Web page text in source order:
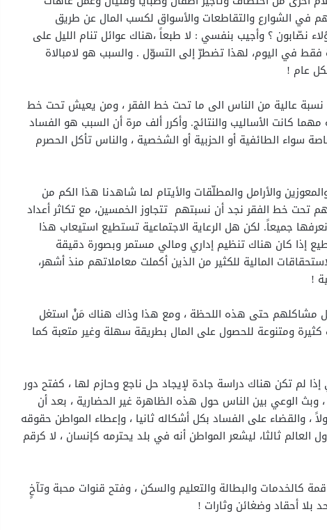
في الشوارع والتقاطعات والأسواق لكسب المال عن طريق
نصّابون ؟ وأجيب بنفسي : لا طبعاً ،هناك عوائل تنام الليل على
فقط في اليوم، لهذا تضطرّ إلى التسوّل . والسبب هو لامبالاة
عام !
عالية من الناس الى ما تحت خط الفقر ، ومن يعيش تحت خط
كانت الأساليب والنتائج. وأكرر ألف مرة أن السبب هو الفساد
سواء الطائفية أو الحزبية أو الشخصية ، والناس تأكل الحصرم
والأرامل والمطلّقات والأيتام لما شاهدنا هذا الكم من
تحت خط الفقر نجد أن نسبتهم تتجاوز الخمسين، مع تكاثر أعداد
جميعاً. لكن هل الرعاية الاجتماعية تستطيع استيعاب هذا
إذا كان هناك تنظيم إداري ومالي مستمر وبصورة دقيقة
المالية للكثير من الذين أكملت معاملاتهم منذ أشهر،
!
مشاكلهم حتى هذه اللحظة ، ومع هذا وذاك هناك مَنْ استغل
ومتنوعة للحصول على المال بطريقة سهلة وغير متعبة كما
لم تكن هناك دراسة جادة لإيجاد حل ناجع وحازم لها ، كفتح دور
وبث الوعي بين الناس حول هذه الظاهرة غير الحضارية ، بعد أن
، والقضاء على الفساد بكل أشكاله ثانيا ، وإعطاء المواطن حقوقه
ثالثا، ليشعر المواطن أنه في بلد يحترمه كإنسان ، لا كرقم
كالخدمات والبطالة والتعليم والسكن ، وفتح قنوات محبة وتآخٍ
بلا أحقاد وضغائن وثارات !